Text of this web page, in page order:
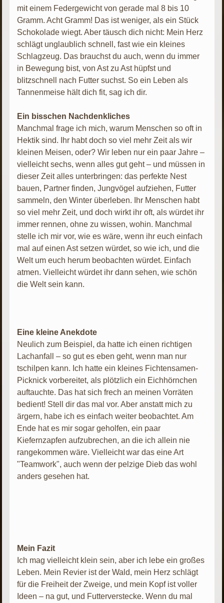
mit einem Federgewicht von gerade mal 8 bis 10
Gramm. Acht Gramm! Das ist weniger, als ein Stück
Schokolade wiegt. Aber täusch dich nicht: Mein Herz
schlägt unglaublich schnell, fast wie ein kleines
Schlagzeug. Das brauchst du auch, wenn du immer
in Bewegung bist, von Ast zu Ast hüpfst und
blitzschnell nach Futter suchst. So ein Leben als
Tannenmeise hält dich fit, sag ich dir.
Ein bisschen Nachdenkliches
Manchmal frage ich mich, warum Menschen so oft in
Hektik sind. Ihr habt doch so viel mehr Zeit als wir
kleinen Meisen, oder? Wir leben nur ein paar Jahre –
vielleicht sechs, wenn alles gut geht – und müssen in
dieser Zeit alles unterbringen: das perfekte Nest
bauen, Partner finden, Jungvögel aufziehen, Futter
sammeln, den Winter überleben. Ihr Menschen habt
so viel mehr Zeit, und doch wirkt ihr oft, als würdet ihr
immer rennen, ohne zu wissen, wohin. Manchmal
stelle ich mir vor, wie es wäre, wenn ihr euch einfach
mal auf einen Ast setzen würdet, so wie ich, und die
Welt um euch herum beobachten würdet. Einfach
atmen. Vielleicht würdet ihr dann sehen, wie schön
die Welt sein kann.
Eine kleine Anekdote
Neulich zum Beispiel, da hatte ich einen richtigen
Lachanfall – so gut es eben geht, wenn man nur
tschilpen kann. Ich hatte ein kleines Fichtensamen-
Picknick vorbereitet, als plötzlich ein Eichhörnchen
auftauchte. Das hat sich frech an meinen Vorräten
bedient! Stell dir das mal vor. Aber anstatt mich zu
ärgern, habe ich es einfach weiter beobachtet. Am
Ende hat es mir sogar geholfen, ein paar
Kiefernzapfen aufzubrechen, an die ich allein nie
rangekommen wäre. Vielleicht war das eine Art
"Teamwork", auch wenn der pelzige Dieb das wohl
anders gesehen hat.
Mein Fazit
Ich mag vielleicht klein sein, aber ich lebe ein großes
Leben. Mein Revier ist der Wald, mein Herz schlägt
für die Freiheit der Zweige, und mein Kopf ist voller
Ideen – na gut, und Futterverstecke. Wenn du mal